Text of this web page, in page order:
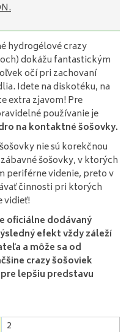
hydrogélové crazy
dokážu fantastickým
očí pri zachovaní
Idete na diskotéku, na
extra zjavom! Pre
používanie je
na kontaktné šošovky.
nie sú korekčnou
šošovky, v ktorých
periférne videnie, preto v
činnosti pri ktorých
vidieť!
oficiálne dodávaný
efekt vždy záleží
a môže sa od
crazy šošoviek
lepšiu predstavu
2